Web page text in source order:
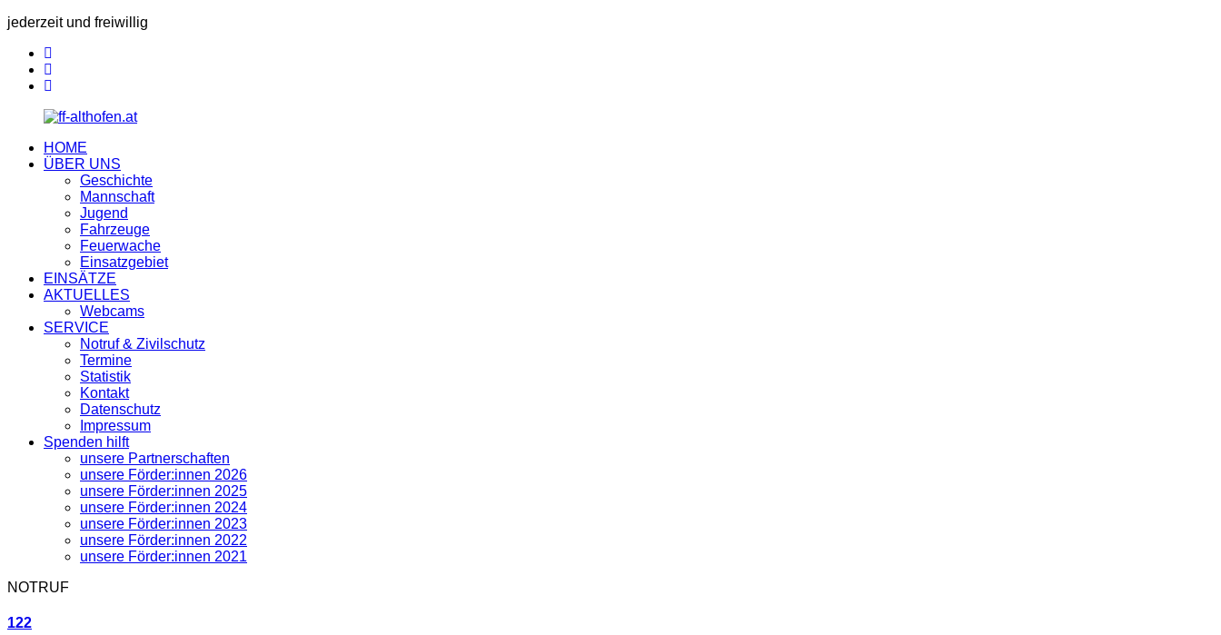
jederzeit und freiwillig
HOME
ÜBER UNS
Geschichte
Mannschaft
Jugend
Fahrzeuge
Feuerwache
Einsatzgebiet
EINSÄTZE
AKTUELLES
Webcams
SERVICE
Notruf & Zivilschutz
Termine
Statistik
Kontakt
Datenschutz
Impressum
Spenden hilft
unsere Partnerschaften
unsere Förder:innen 2026
unsere Förder:innen 2025
unsere Förder:innen 2024
unsere Förder:innen 2023
unsere Förder:innen 2022
unsere Förder:innen 2021
NOTRUF
122